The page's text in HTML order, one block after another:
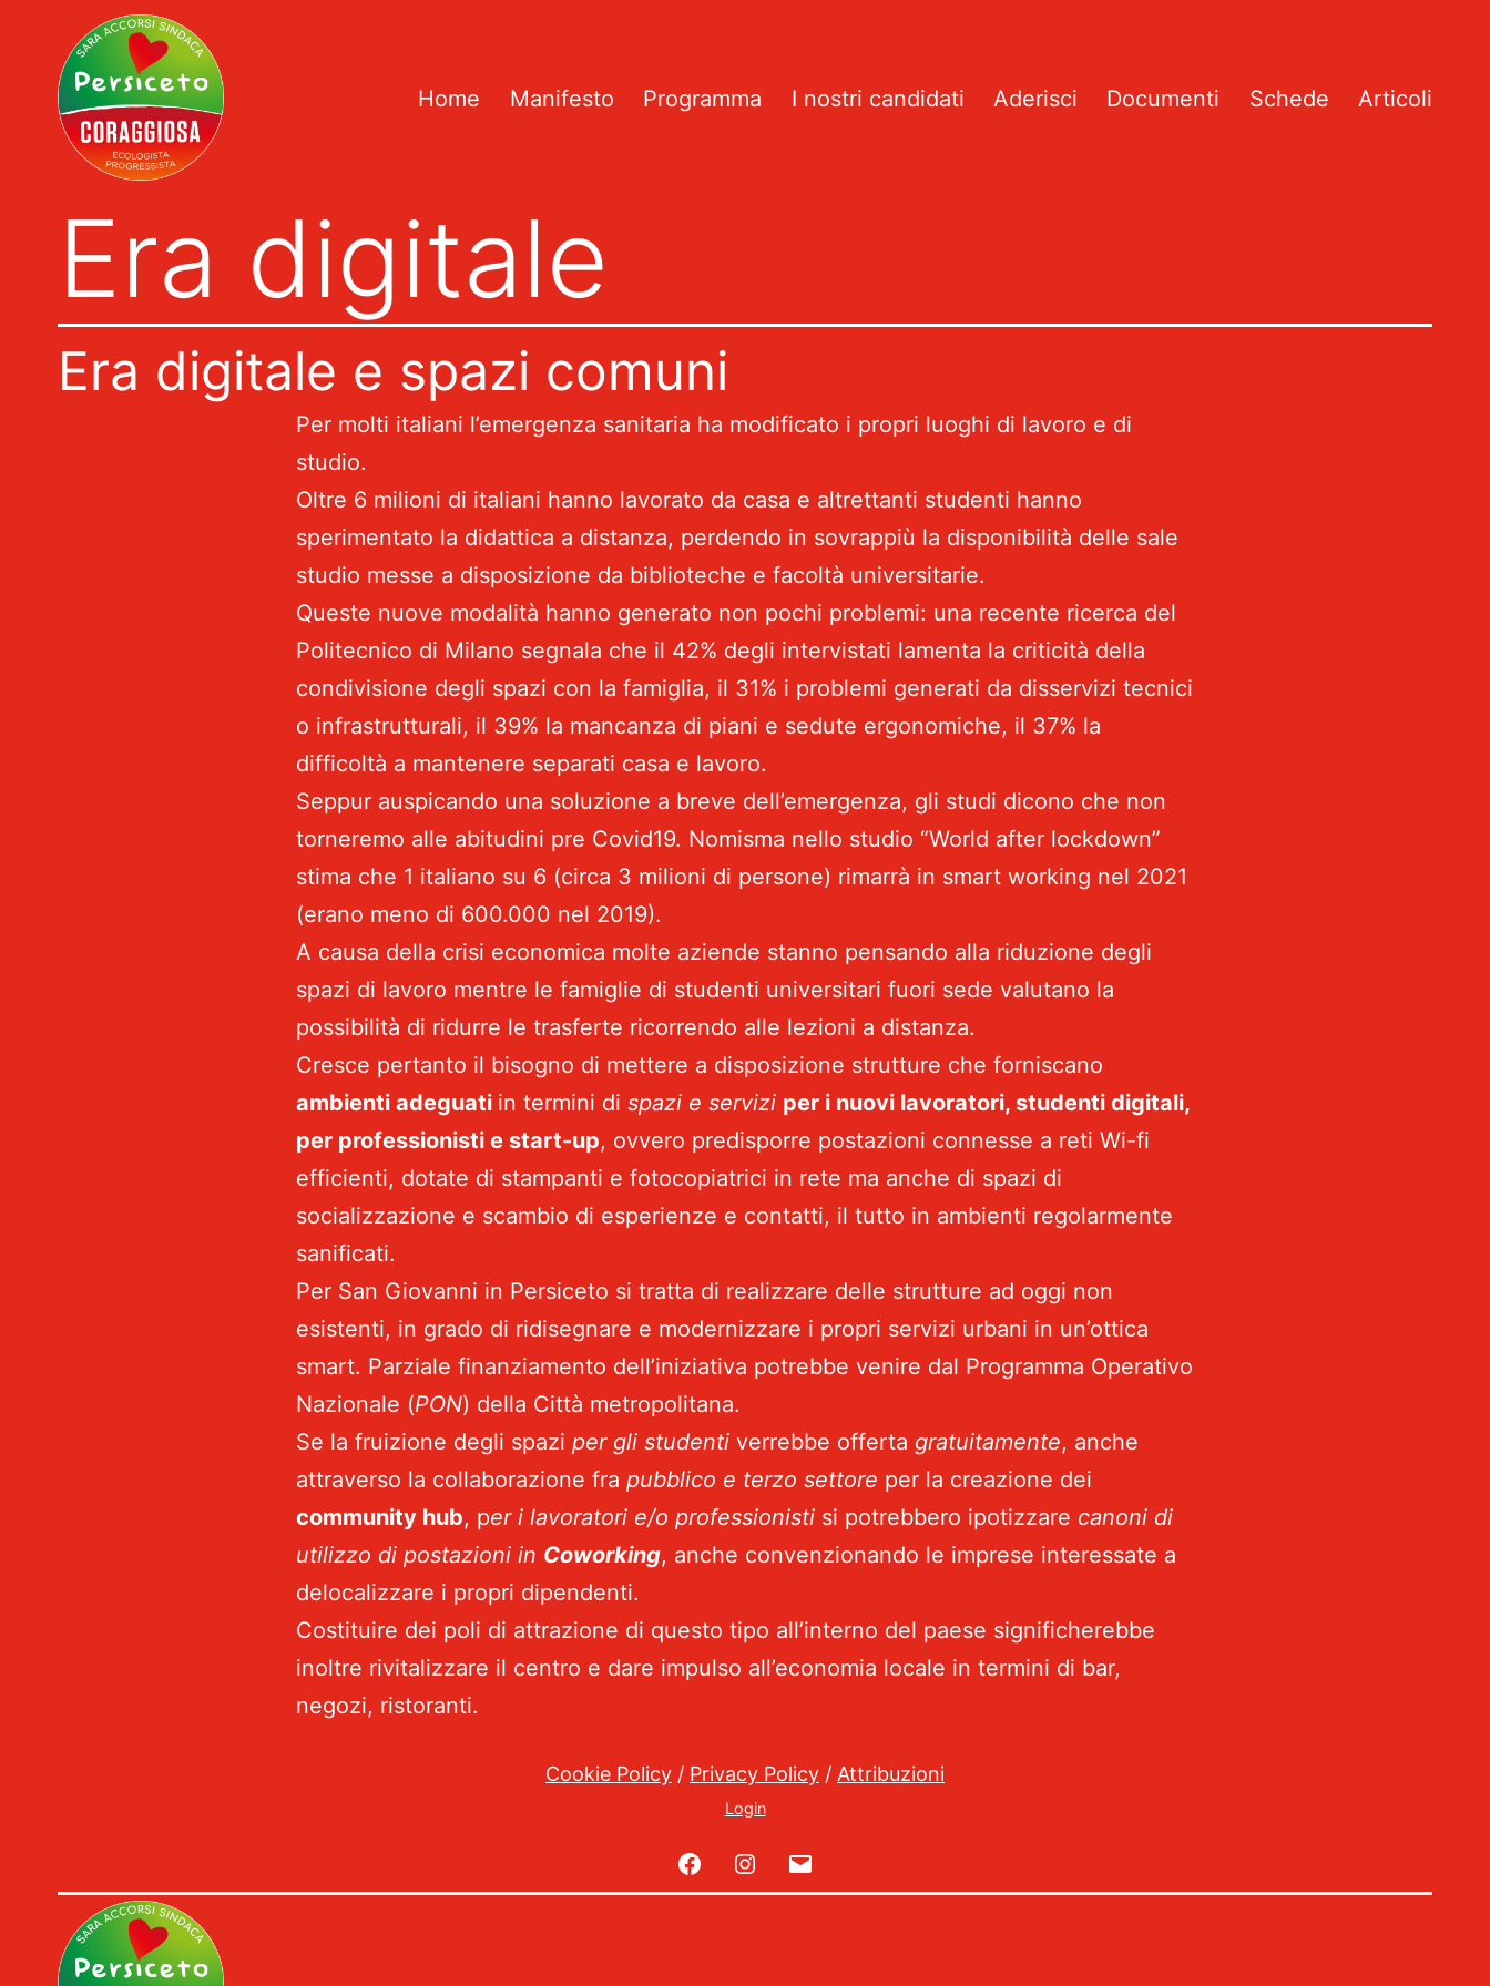
contenuto
Coraggiosa
Home Manifesto Programma I nostri candidati Aderisci Documenti Schede Articoli
Era digitale
Era digitale e spazi comuni
Per molti italiani l’emergenza sanitaria ha modificato i propri luoghi di lavoro e di
studio.
Oltre 6 milioni di italiani hanno lavorato da casa e altrettanti studenti hanno
sperimentato la didattica a distanza, perdendo in sovrappiù la disponibilità delle sale
studio messe a disposizione da biblioteche e facoltà universitarie.
Queste nuove modalità hanno generato non pochi problemi: una recente ricerca del
Politecnico di Milano segnala che il 42% degli intervistati lamenta la criticità della
condivisione degli spazi con la famiglia, il 31% i problemi generati da disservizi tecnici
o infrastrutturali, il 39% la mancanza di piani e sedute ergonomiche, il 37% la
difficoltà a mantenere separati casa e lavoro.
Seppur auspicando una soluzione a breve dell’emergenza, gli studi dicono che non
torneremo alle abitudini pre Covid19. Nomisma nello studio “World after lockdown”
stima che 1 italiano su 6 (circa 3 milioni di persone) rimarrà in smart working nel 2021
(erano meno di 600.000 nel 2019).
A causa della crisi economica molte aziende stanno pensando alla riduzione degli
spazi di lavoro mentre le famiglie di studenti universitari fuori sede valutano la
possibilità di ridurre le trasferte ricorrendo alle lezioni a distanza.
Cresce pertanto il bisogno di mettere a disposizione strutture che forniscano
ambienti adeguati in termini di spazi e servizi per i nuovi lavoratori, studenti digitali,
per professionisti e start-up, ovvero predisporre postazioni connesse a reti Wi-fi
efficienti, dotate di stampanti e fotocopiatrici in rete ma anche di spazi di
socializzazione e scambio di esperienze e contatti, il tutto in ambienti regolarmente
sanificati.
Per San Giovanni in Persiceto si tratta di realizzare delle strutture ad oggi non
esistenti, in grado di ridisegnare e modernizzare i propri servizi urbani in un’ottica
smart. Parziale finanziamento dell’iniziativa potrebbe venire dal Programma Operativo
Nazionale (PON) della Città metropolitana.
Se la fruizione degli spazi per gli studenti verrebbe offerta gratuitamente, anche
attraverso la collaborazione fra pubblico e terzo settore per la creazione dei
community hub, per i lavoratori e/o professionisti si potrebbero ipotizzare canoni di
utilizzo di postazioni in Coworking, anche convenzionando le imprese interessate a
delocalizzare i propri dipendenti.
Costituire dei poli di attrazione di questo tipo all’interno del paese significherebbe
inoltre rivitalizzare il centro e dare impulso all’economia locale in termini di bar,
negozi, ristoranti.
Cookie Policy / Privacy Policy / Attribuzioni
Login
FacebookInstagram